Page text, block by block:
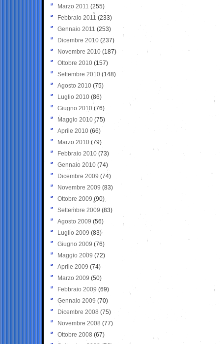
Marzo 2011 (255)
Febbraio 2011 (233)
Gennaio 2011 (253)
Dicembre 2010 (237)
Novembre 2010 (187)
Ottobre 2010 (157)
Settembre 2010 (148)
Agosto 2010 (75)
Luglio 2010 (86)
Giugno 2010 (76)
Maggio 2010 (75)
Aprile 2010 (66)
Marzo 2010 (79)
Febbraio 2010 (73)
Gennaio 2010 (74)
Dicembre 2009 (74)
Novembre 2009 (83)
Ottobre 2009 (90)
Settembre 2009 (83)
Agosto 2009 (56)
Luglio 2009 (83)
Giugno 2009 (76)
Maggio 2009 (72)
Aprile 2009 (74)
Marzo 2009 (50)
Febbraio 2009 (69)
Gennaio 2009 (70)
Dicembre 2008 (75)
Novembre 2008 (77)
Ottobre 2008 (67)